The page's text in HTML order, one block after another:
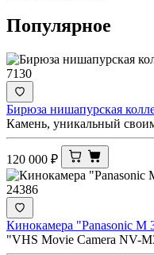
Популярное
7130
Бирюза нишапурская
Камень, уникальный
120 000 ₽
24386
Кинокамера "Panasonic M
"VHS Movie Camera NV-